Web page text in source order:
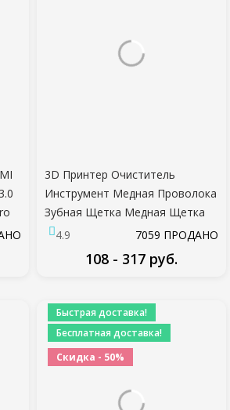
3D Принтер Очиститель
Инструмент Медная Проволока
Зубная Щетка Медная Щетка
Ручка Для Сопла Блок Hotend
Очистки Горячей Кровати
Очистки Частей
4.9 7059 ПРОДАНО
108 - 317 руб.
Быстрая доставка!
Бесплатная доставка!
Скидка - 50%